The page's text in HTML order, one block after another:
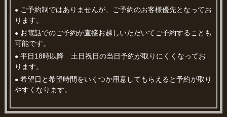
● ご予約制ではありませんが、ご予約のお客様優先となってお
ります。
● お電話でのご予約か直接お越しいただいてご予約することも
可能です。
● 平日18時以降 土日祝日の当日予約が取りにくくなってお
ります。
● 希望日と希望時間をいくつか用意してもらえると予約が取り
やすくなります。